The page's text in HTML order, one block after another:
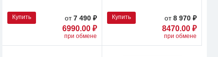
Купить от7 490 ₽
6990.00 ₽
при обмене
Купить от8 970 ₽
8470.00 ₽
при обмене